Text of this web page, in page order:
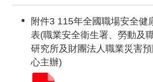
附件3 115年全國職場安全健
表(職業安全衛生署、勞動及
研究所及財團法人職業災害
心主辦)